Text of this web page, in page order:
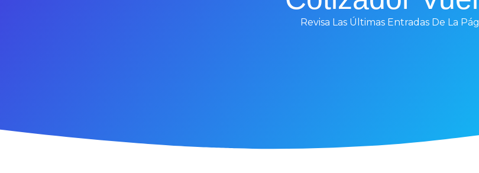
Revisa Las Últimas Entradas De La